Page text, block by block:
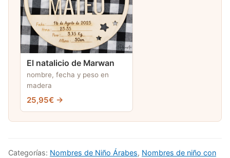
El natalicio de Marwan
nombre, fecha y peso en
madera
25,95€ →
Categorías: Nombres de Niño Árabes, Nombres de niño con